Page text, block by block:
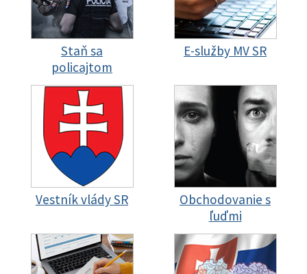
Staň sa
policajtom
E-služby MV SR
Vestník vlády SR
Obchodovanie s
ľuďmi